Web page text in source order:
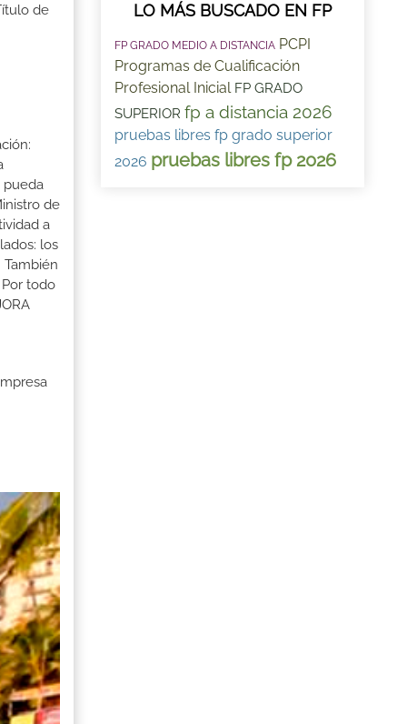
de
pueda
de
a
los
todo
LO MÁS BUSCADO EN FP
FP GRADO MEDIO A DISTANCIA PCPI
Programas de Cualificación
Profesional Inicial FP GRADO
SUPERIOR fp a distancia 2026
pruebas libres fp grado superior
2026 pruebas libres fp 2026